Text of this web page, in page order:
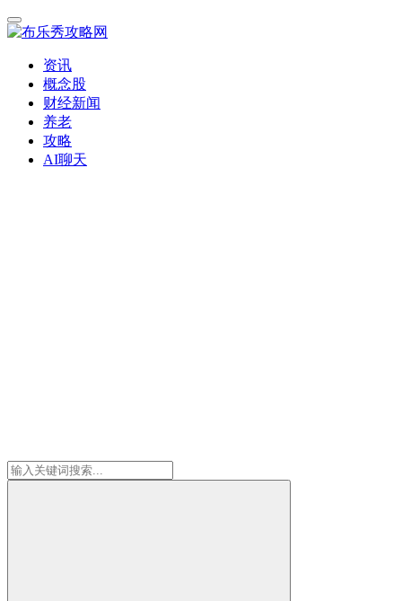
资讯
概念股
财经新闻
养老
攻略
AI聊天